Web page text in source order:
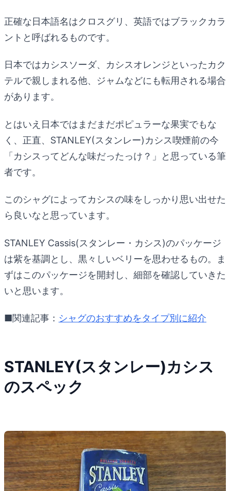
正確な日本語名はクロスグリ、英語ではブラックカラ
ントと呼ばれるものです。
日本ではカシスソーダ、カシスオレンジといったカク
テルで親しまれる他、ジャムなどにも転用される場合
があります。
とはいえ日本ではまだまだポピュラーな果実でもな
く、正直、STANLEY(スタンレー)カシス喫煙前の今
「カシスってどんな味だったっけ？」と思っている筆
者です。
このシャグによってカシスの味をしっかり思い出せた
ら良いなと思っています。
STANLEY Cassis(スタンレー・カシス)のパッケージ
は紫を基調とし、黒々しいベリーを思わせるもの。ま
ずはこのパッケージを開封し、細部を確認していきた
いと思います。
■関連記事： シャグのおすすめをタイプ別に紹介
STANLEY(スタンレー)カシス
のスペック